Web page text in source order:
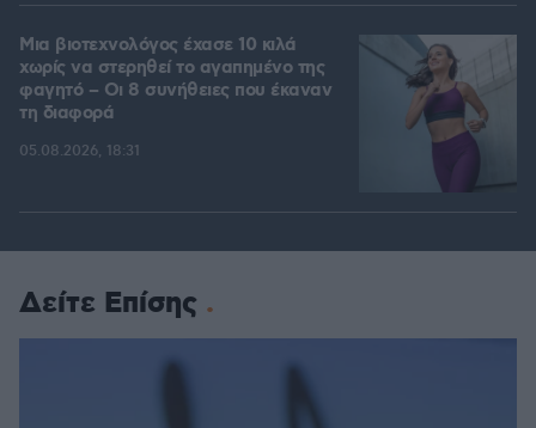
Μια βιοτεχνολόγος έχασε 10 κιλά
χωρίς να στερηθεί το αγαπημένο της
φαγητό – Οι 8 συνήθειες που έκαναν
τη διαφορά
05.08.2026, 18:31
Δείτε Επίσης